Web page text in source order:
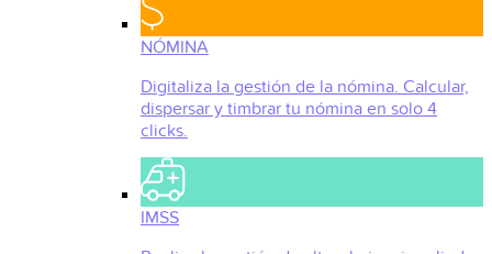
NÓMINA
Digitaliza la gestión de la nómina. Calcular,
dispersar y timbrar tu nómina en solo 4
clicks.
IMSS